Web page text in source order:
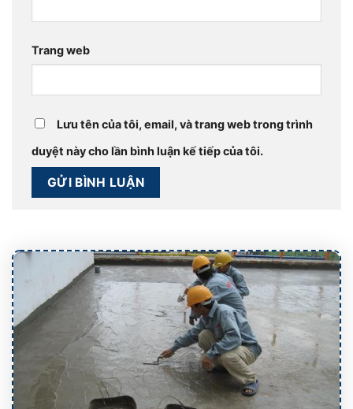
Trang web
Lưu tên của tôi, email, và trang web trong trình
duyệt này cho lần bình luận kế tiếp của tôi.